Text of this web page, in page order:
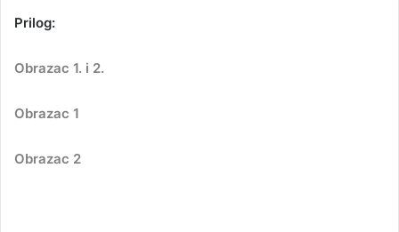
Prilog:
Obrazac 1. i 2.
Obrazac 1
Obrazac 2